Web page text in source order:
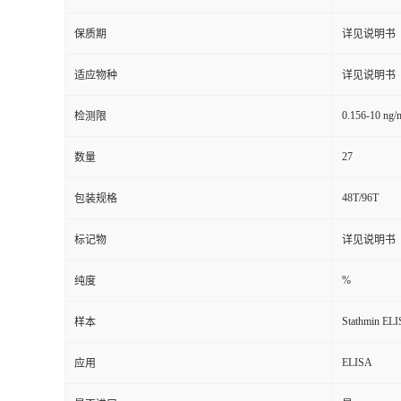
保质期 详见说明书
适应物种 详见说明书
检测限 0.156-10 ng/
数量 27
包装规格 48T/96T
标记物 详见说明书
纯度 %
样本 Stathmin
应用 ELISA